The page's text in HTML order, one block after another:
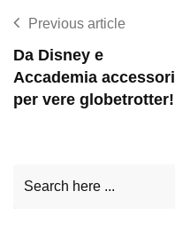
Previous article
Da Disney e
Accademia accessori
per vere globetrotter!